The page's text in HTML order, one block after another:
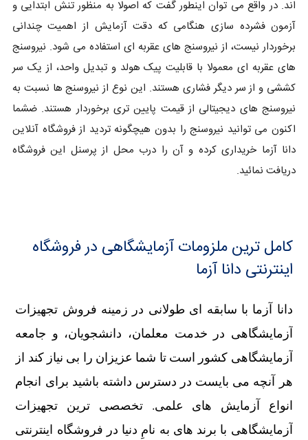
اند. در واقع می توان اینطور گفت که اصولا به منظور تنش ابتدایی و
آزمون فشرده سازی هنگامی که دقت آزمایش از اهمیت چندانی
برخوردار نیست، از نیروسنج های عقربه ای استفاده می شود. نیروسنج
های عقربه ای معمولا با قابلیت پیک هولد و تبدیل واحد، از یک سر
کششی و از سر دیگر فشاری هستند. این نوع از نیروسنج ها نسبت به
نیروسنج های دیجیتالی از قیمت پایین تری برخوردار هستند. ضشما
اکنون می توانید نیروسنج را بدون هیچگونه تردید از فروشگاه آنلاین
دانا آزما خریداری کرده و آن را درب محل از پرسنل این فروشگاه
دریافت نمائید.
کامل ترین ملزومات آزمایشگاهی در فروشگاه
اینترنتی دانا آزما
دانا آزما با سابقه ای طولانی در زمینه فروش تجهیزات
آزمایشگاهی در خدمت معلمان، دانشجویان، و جامعه
آزمایشگاهی کشور است تا شما عزیزان را بی نیاز کند از
هر آنچه می بایست در دسترس داشته باشید برای انجام
انواع آزمایش های علمی. تخصصی ترین تجهیزات
آزمایشگاهی با برند های به نامِ دنیا در فروشگاه اینترنتی